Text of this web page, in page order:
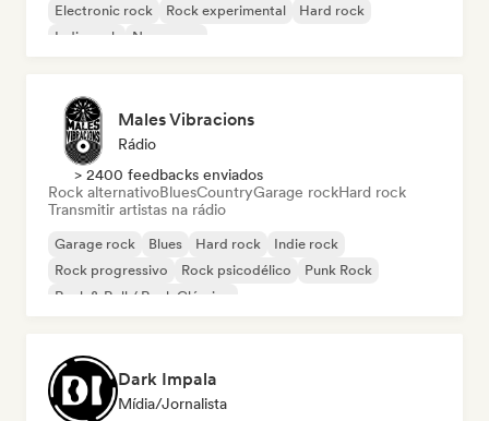
Electronic rock
Rock experimental
Hard rock
Indie rock
New wave
Males Vibracions
Rádio
> 2400 feedbacks enviados
Rock alternativoBluesCountryGarage rockHard rock
Transmitir artistas na rádio
Garage rock Blues Hard rock
Indie rock
Rock progressivo
Rock psicodélico
Punk Rock
Rock & Roll / Rock Clássico
Dark Impala
Mídia/Jornalista